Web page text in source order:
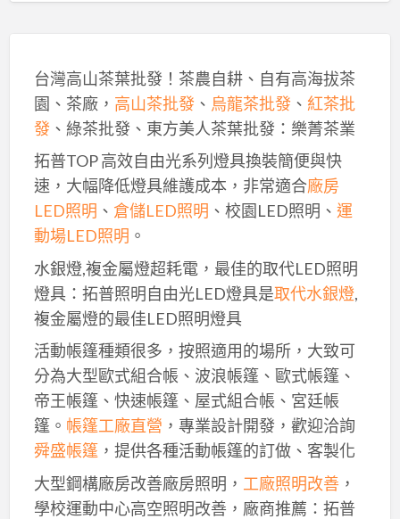
台灣高山茶葉批發！茶農自耕、自有高海拔茶
園、茶廠， 高山茶批發、 烏龍茶批發、 紅茶批
發、綠茶批發、東方美人茶葉批發：樂菁茶業
拓普TOP 高效自由光系列燈具換裝簡便與快
速，大幅降低燈具維護成本，非常適合廠房
LED照明 、 倉儲LED照明 、校園LED照明、 運
動場LED照明 。
水銀燈,複金屬燈超耗電，最佳的取代LED照明
燈具：拓普照明自由光LED燈具是取代水銀燈,
複金屬燈的最佳LED照明燈具
活動帳篷種類很多，按照適用的場所，大致可
分為大型歐式組合帳、波浪帳篷、歐式帳篷、
帝王帳篷、快速帳篷、屋式組合帳、宮廷帳
篷。 帳篷工廠直營 ，專業設計開發，歡迎洽詢
舜盛帳篷，提供各種活動帳篷的訂做、客製化
大型鋼構廠房改善廠房照明， 工廠照明改善，
學校運動中心高空照明改善，廠商推薦：拓普